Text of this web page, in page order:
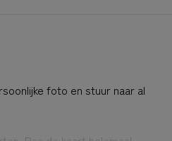
foto en stuur naar al